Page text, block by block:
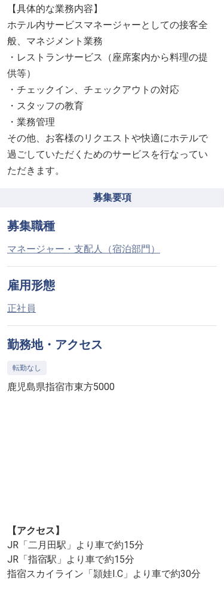
【具体的な業務内容】
ホテル内サービスマネージャーとしての接客全
般、マネジメント業務
・レストランサービス（座席案内から料理の提
供等）
・チェックイン、チェックアウトの対応
・スタッフの教育
・業務管理
その他、お客様のリクエストや快適にホテルで
過ごしていただくためのサービスを行なってい
ただきます。
募集要項
募集職種
マネージャー・支配人（宿泊部門）
雇用形態
正社員
勤務地・アクセス
転勤なし
鹿児島県指宿市東方5000
【アクセス】
JR「二月田駅」より車で約15分
JR「指宿駅」より車で約15分
指宿スカイライン「頴娃I.C」より車で約30分